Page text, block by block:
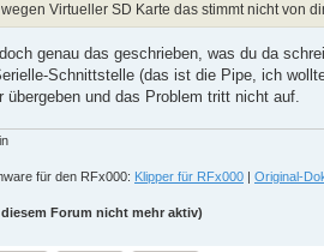
wegen Virtueller SD Karte das stimmt nicht von
genau das geschrieben, was du da
Schnittstelle (das ist die Pipe, ich
übergeben und das Problem tritt nicht auf.
für den RFx000: Klipper für RFx000 Original-
Forum nicht mehr aktiv)